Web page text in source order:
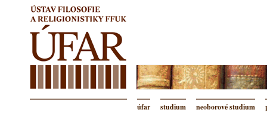
úfar studium neoborové studium